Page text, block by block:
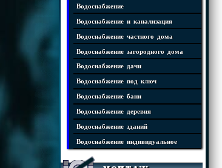
Водоснабжение
Водоснабжение и канализация
Водоснабжение частного дома
Водоснабжение загородного дома
Водоснабжение дачи
Водоснабжение под ключ
Водоснабжение бани
Водоснабжение деревня
Водоснабжение зданий
Водоснабжение индивидуальное